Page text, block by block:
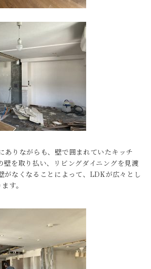
ありながらも、壁で囲まれていたキッチ
壁を取り払い、リビングダイニングを見渡
がなくなることによって、LDKが広々とし
す。